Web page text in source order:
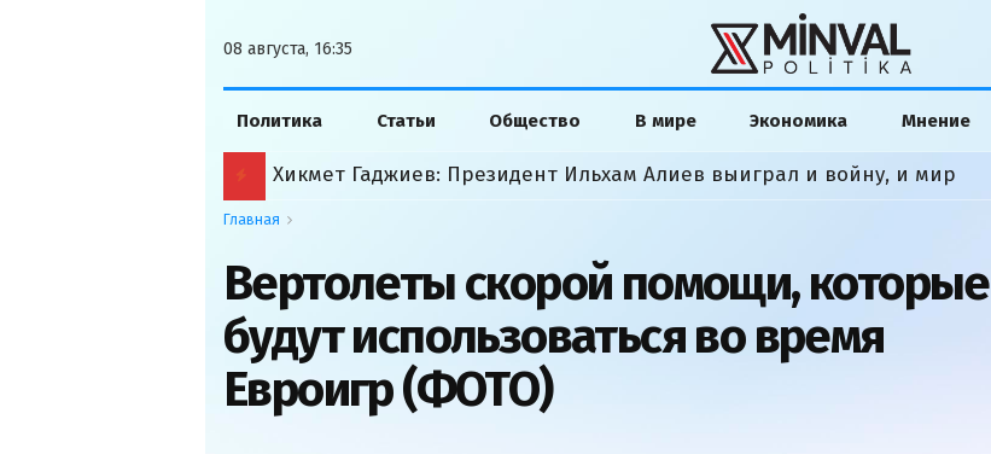
08 августа, 16:35
Политика Статьи Общество В мире Экономика Мнение
Хикмет Гаджиев: Президент Ильхам Алиев выиграл и войну, и мир
Главная
Вертолеты скорой помощи, которые
будут использоваться во время
Евроигр (ФОТО)